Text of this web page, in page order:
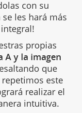
con su
les hará más
propias
A y la imagen
que
este
realizar el
intuitiva.